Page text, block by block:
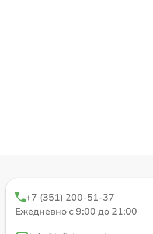
+7 (351) 200-51-37
Ежедневно с 9:00 до 21:00